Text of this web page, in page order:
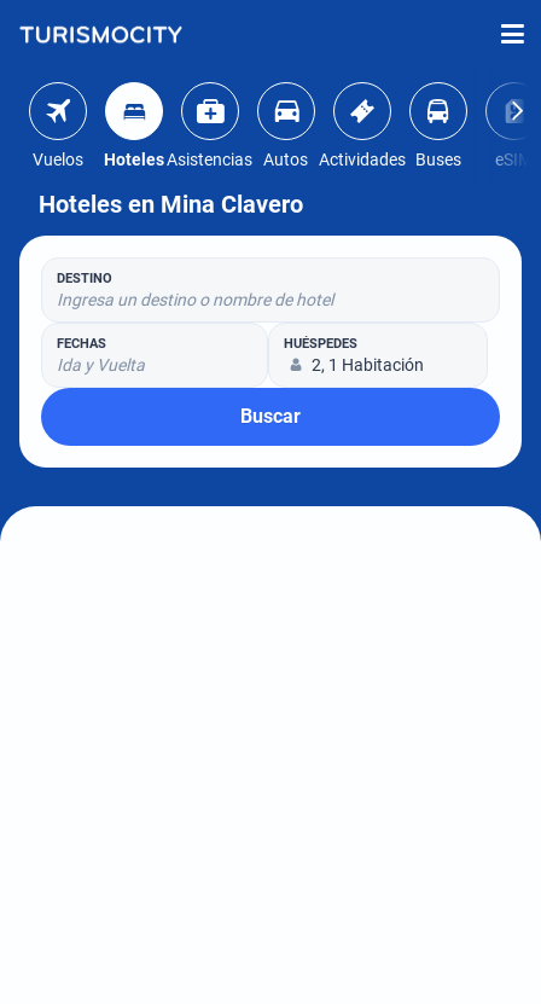
Vuelos HotelesAsistencias Autos Actividades Buses eSIM
Hoteles en Mina Clavero
DESTINO
Ingresa un destino o nombre de hotel
FECHAS
Ida y Vuelta
HUÉSPEDES
2, 1 Habitación
Buscar